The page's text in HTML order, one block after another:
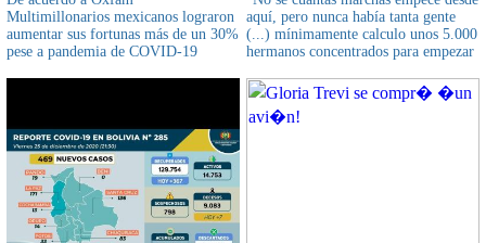
Multimillonarios mexicanos lograron
aumentar sus fortunas más de un 30%
pese a pandemia de COVID-19
aquí, pero nunca había tanta gente
(...) mínimamente calculo unos 5.000
hermanos concentrados para empezar
Morales